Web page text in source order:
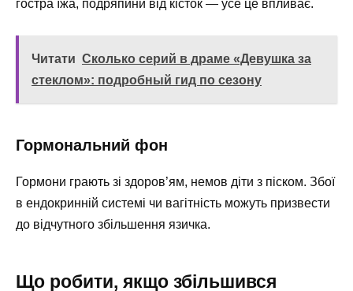
гостра їжа, подряпини від кісток — усе це впливає.
Читати Сколько серий в драме «Девушка за
стеклом»: подробный гид по сезону
Гормональний фон
Гормони грають зі здоров’ям, немов діти з піском. Збої
в ендокринній системі чи вагітність можуть призвести
до відчутного збільшення язичка.
Що робити, якщо збільшився